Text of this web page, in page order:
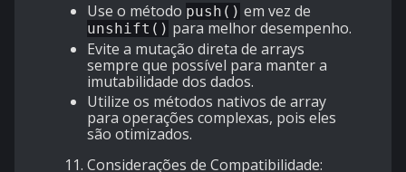
Use o método push() em vez de
unshift() para melhor desempenho.
Evite a mutação direta de arrays
sempre que possível para manter a
imutabilidade dos dados.
Utilize os métodos nativos de array
para operações complexas, pois eles
são otimizados.
Considerações de Compatibilidade: